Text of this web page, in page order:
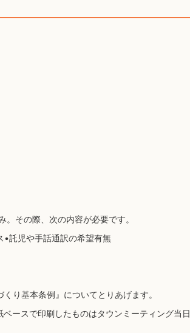
その際、次の内容が必要です。
•託児や手話通訳の希望有無
り基本条例』についてとりあげます。
ースで印刷したものはタウンミーティング当日